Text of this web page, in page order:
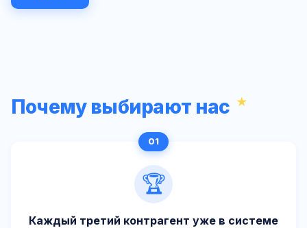
Почему выбирают нас
🏆
Каждый третий контрагент уже в системе